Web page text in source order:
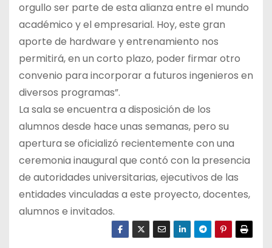
orgullo ser parte de esta alianza entre el mundo
académico y el empresarial. Hoy, este gran
aporte de hardware y entrenamiento nos
permitirá, en un corto plazo, poder firmar otro
convenio para incorporar a futuros ingenieros en
diversos programas”.
La sala se encuentra a disposición de los
alumnos desde hace unas semanas, pero su
apertura se oficializó recientemente con una
ceremonia inaugural que contó con la presencia
de autoridades universitarias, ejecutivos de las
entidades vinculadas a este proyecto, docentes,
alumnos e invitados.